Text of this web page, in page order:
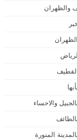
والظهران
والاحساء
المنورة